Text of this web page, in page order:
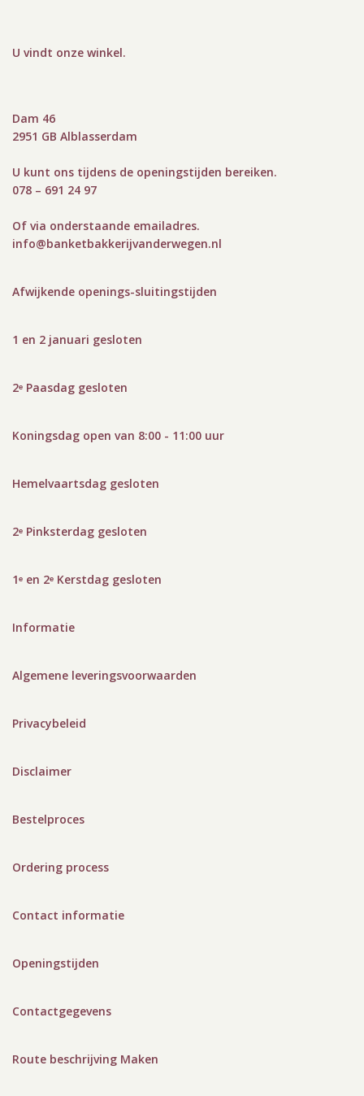
U vindt onze winkel.
Dam 46
2951 GB Alblasserdam
U kunt ons tijdens de openingstijden bereiken.
078 – 691 24 97
Of via onderstaande emailadres.
info@banketbakkerijvanderwegen.nl
Afwijkende openings-sluitingstijden
1 en 2 januari gesloten
2ᵉ Paasdag gesloten
Koningsdag open van 8:00 - 11:00 uur
Hemelvaartsdag gesloten
2ᵉ Pinksterdag gesloten
1ᵉ en 2ᵉ Kerstdag gesloten
Informatie
Algemene leveringsvoorwaarden
Privacybeleid
Disclaimer
Bestelproces
Ordering process
Contact informatie
Openingstijden
Contactgegevens
Route beschrijving Maken